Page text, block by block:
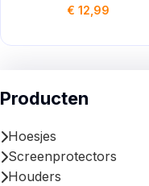
€ 12,99
Producten
Hoesjes
Screenprotectors
Houders